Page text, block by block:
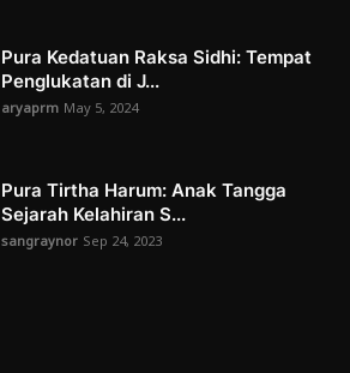
Pura Kedatuan Raksa Sidhi: Tempat
Penglukatan di J...
aryaprm May 5, 2024
Pura Tirtha Harum: Anak Tangga
Sejarah Kelahiran S...
sangraynor Sep 24, 2023